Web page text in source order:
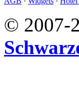
© 2007-